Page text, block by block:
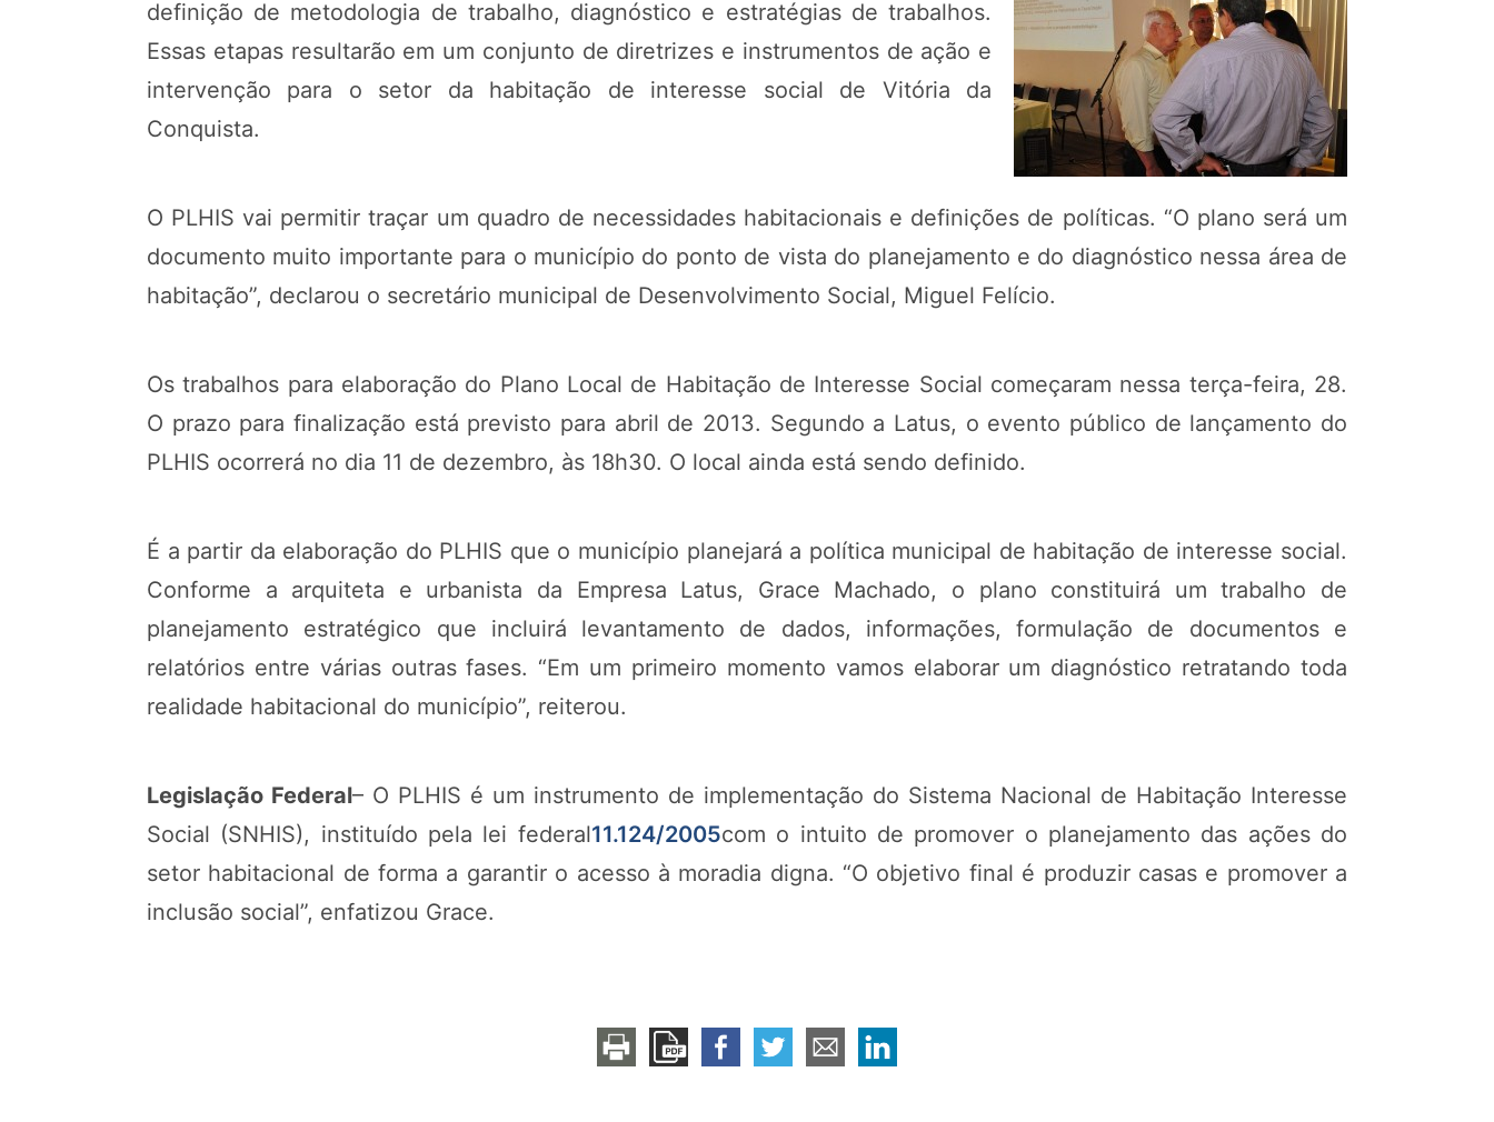
definição de metodologia de trabalho, diagnóstico e estratégias de trabalhos.
Essas etapas resultarão em um conjunto de diretrizes e instrumentos de ação e
intervenção para o setor da habitação de interesse social de Vitória da
Conquista.
O PLHIS vai permitir traçar um quadro de necessidades habitacionais e definições de políticas. “O plano será um
documento muito importante para o município do ponto de vista do planejamento e do diagnóstico nessa área de
habitação”, declarou o secretário municipal de Desenvolvimento Social, Miguel Felício.
Os trabalhos para elaboração do Plano Local de Habitação de Interesse Social começaram nessa terça-feira, 28.
O prazo para finalização está previsto para abril de 2013. Segundo a Latus, o evento público de lançamento do
PLHIS ocorrerá no dia 11 de dezembro, às 18h30. O local ainda está sendo definido.
É a partir da elaboração do PLHIS que o município planejará a política municipal de habitação de interesse social.
Conforme a arquiteta e urbanista da Empresa Latus, Grace Machado, o plano constituirá um trabalho de
planejamento estratégico que incluirá levantamento de dados, informações, formulação de documentos e
relatórios entre várias outras fases. “Em um primeiro momento vamos elaborar um diagnóstico retratando toda
realidade habitacional do município”, reiterou.
Legislação Federal– O PLHIS é um instrumento de implementação do Sistema Nacional de Habitação Interesse
Social (SNHIS), instituído pela lei federal11.124/2005com o intuito de promover o planejamento das ações do
setor habitacional de forma a garantir o acesso à moradia digna. “O objetivo final é produzir casas e promover a
inclusão social”, enfatizou Grace.